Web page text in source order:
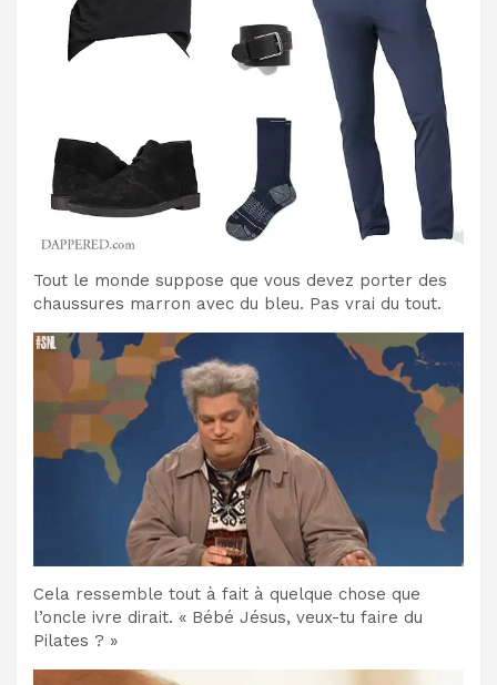
Tout le monde suppose que vous devez porter des
chaussures marron avec du bleu. Pas vrai du tout.
Cela ressemble tout à fait à quelque chose que
l’oncle ivre dirait. « Bébé Jésus, veux-tu faire du
Pilates ? »